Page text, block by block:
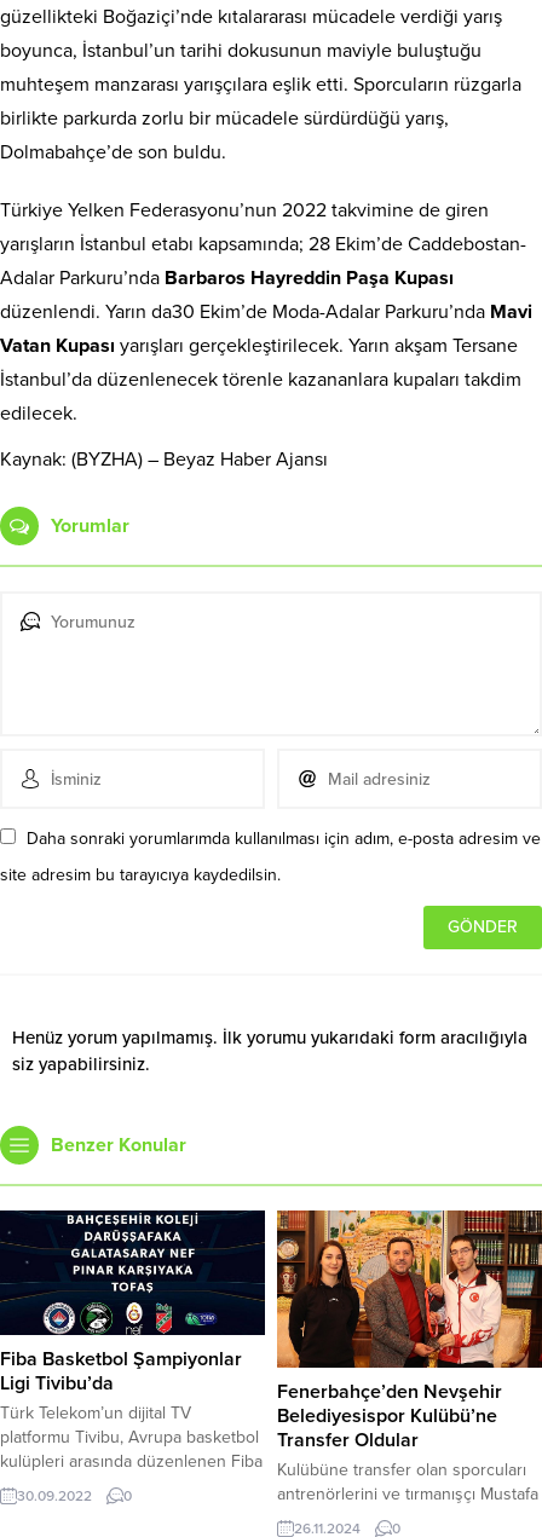
güzellikteki Boğaziçi’nde kıtalararası mücadele verdiği yarış
boyunca, İstanbul’un tarihi dokusunun maviyle buluştuğu
muhteşem manzarası yarışçılara eşlik etti. Sporcuların rüzgarla
birlikte parkurda zorlu bir mücadele sürdürdüğü yarış,
Dolmabahçe’de son buldu.
Türkiye Yelken Federasyonu’nun 2022 takvimine de giren
yarışların İstanbul etabı kapsamında; 28 Ekim’de Caddebostan-
Adalar Parkuru’nda Barbaros Hayreddin Paşa Kupası
düzenlendi. Yarın da30 Ekim’de Moda-Adalar Parkuru’nda Mavi
Vatan Kupası yarışları gerçekleştirilecek. Yarın akşam Tersane
İstanbul’da düzenlenecek törenle kazananlara kupaları takdim
edilecek.
Kaynak: (BYZHA) – Beyaz Haber Ajansı
Yorumlar
Daha sonraki yorumlarımda kullanılması için adım, e-posta adresim ve
site adresim bu tarayıcıya kaydedilsin.
Henüz yorum yapılmamış. İlk yorumu yukarıdaki form aracılığıyla
siz yapabilirsiniz.
Benzer Konular
Fiba Basketbol Şampiyonlar
Ligi Tivibu’da
Türk Telekom’un dijital TV
platformu Tivibu, Avrupa basketbol
kulüpleri arasında düzenlenen Fiba
Basketbol Şampiyonlar Ligi’ni
ekranlara taşıyor. Türkiye’den
30.09.2022 0
Fenerbahçe’den Nevşehir
Belediyesispor Kulübü’ne
Transfer Oldular
Kulübüne transfer olan sporcuları
antrenörlerini ve tırmanışçı Mustafa
Sacit Sümer ile Antrenörü İrem
26.11.2024 0